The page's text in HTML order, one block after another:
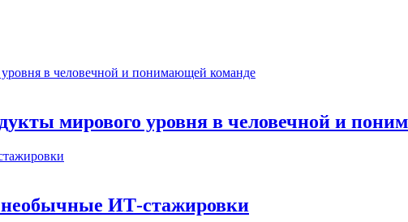
мирового уровня в человечной и
ИТ‑стажировки